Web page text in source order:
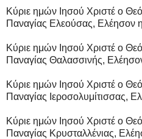
Κύριε ημών Ιησού Χριστέ ο
Παναγίας Ελεούσας, Ελέησον
Κύριε ημών Ιησού Χριστέ ο
Παναγίας Θαλασσινής,
Κύριε ημών Ιησού Χριστέ ο
Παναγίας Ιεροσολυμίτισσας,
Κύριε ημών Ιησού Χριστέ ο
Παναγίας Κρυσταλλένιας,